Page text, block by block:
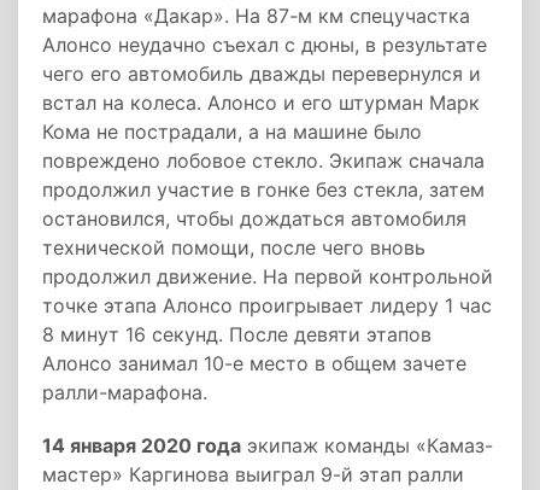
марафона «Дакар». На 87-м км спецучастка
Алонсо неудачно съехал с дюны, в результате
чего его автомобиль дважды перевернулся и
встал на колеса. Алонсо и его штурман Марк
Кома не пострадали, а на машине было
повреждено лобовое стекло. Экипаж сначала
продолжил участие в гонке без стекла, затем
остановился, чтобы дождаться автомобиля
технической помощи, после чего вновь
продолжил движение. На первой контрольной
точке этапа Алонсо проигрывает лидеру 1 час
8 минут 16 секунд. После девяти этапов
Алонсо занимал 10-е место в общем зачете
ралли-марафона.
14 января 2020 года экипаж команды «Камаз-
мастер» Каргинова выиграл 9-й этап ралли